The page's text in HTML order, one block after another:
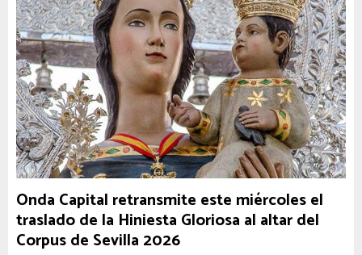
Onda Capital retransmite este miércoles el
traslado de la Hiniesta Gloriosa al altar del
Corpus de Sevilla 2026